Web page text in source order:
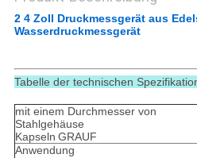
2 4 Zoll Druckmessgerät aus
Wasserdruckmessgerät
Tabelle der technischen
mit einem Durchmesser von
Stahlgehäuse
Kapseln GRAUF
Anwendung